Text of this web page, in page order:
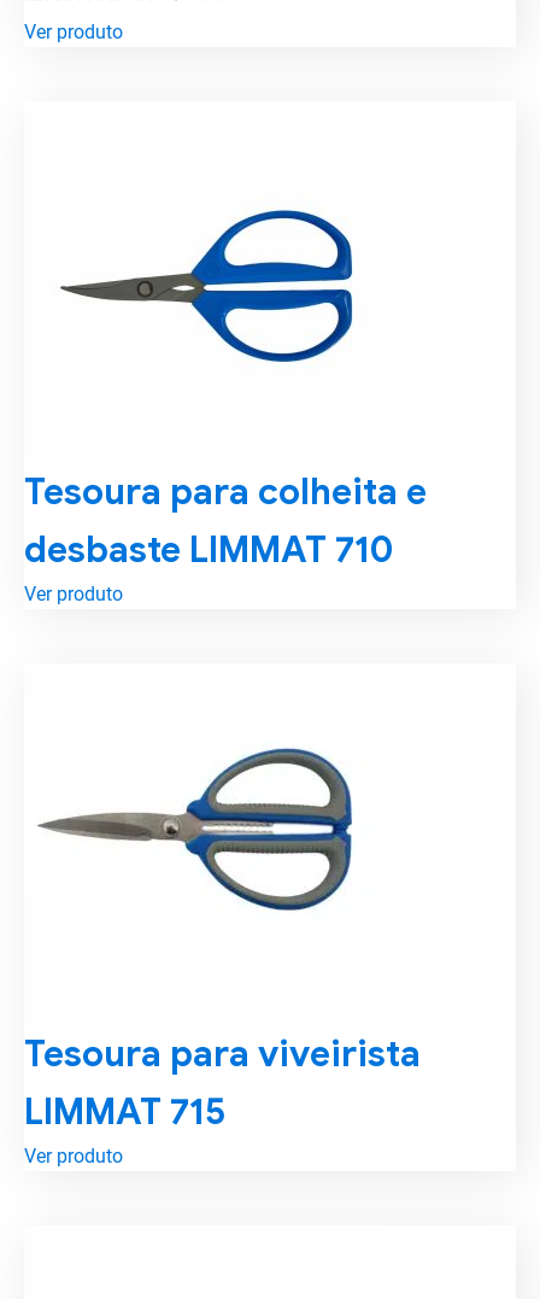
Ver produto
Tesoura para colheita e
desbaste LIMMAT 710
Ver produto
Tesoura para viveirista
LIMMAT 715
Ver produto